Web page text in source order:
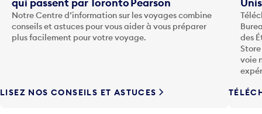
Notre Centre d’information sur les voyages combine
conseils et astuces pour vous aider à vous préparer
plus facilement pour votre voyage.
des
voie